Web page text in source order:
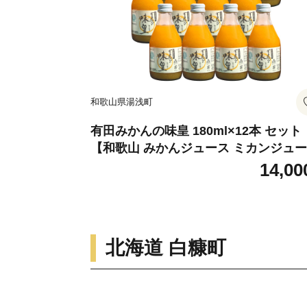
和歌山県湯浅町
有田みかんの味皇 180ml×12本 セット
【和歌山 みかんジュース ミカンジュ
ストレート 無添加 果汁100% 有田】
北海道 白糠町